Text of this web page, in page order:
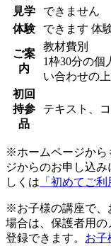
見学
できません
体験
できます 体
ご案
内
教材費別
1枠30分の個
い合わせの
初回
持参
品
テキスト、
※ホームページから
ジからのお申し込
しくは 「初めてご利
※お子様の講座で、
場合は、保護者用
登録できます。 お子